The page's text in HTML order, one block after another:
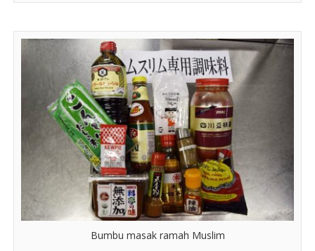
Bumbu masak ramah Muslim